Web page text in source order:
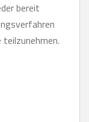
bereit